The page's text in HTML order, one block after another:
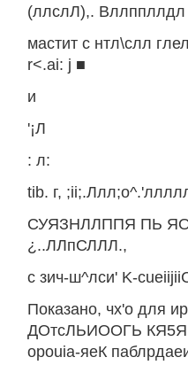
(ллслЛ),. Вллппллдл
мастит с нтл\слл
r<.ai: j ■
и
'¡Л
: л:
tib. г,
СУЯЗНЛЛППЯ ПЬ
¿..ЛЛпСЛЛЛ.,
с зич-ш^лси' K-
Показано, чх'о для
ДОтсЛЬИООГЬ КЯ5Я
opouia-яеК